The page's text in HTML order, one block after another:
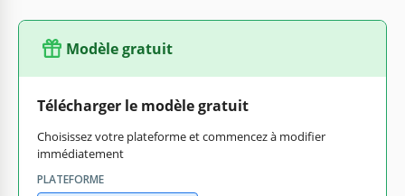
Modèle gratuit
Télécharger le modèle gratuit
Choisissez votre plateforme et commencez à modifier
immédiatement
PLATEFORME